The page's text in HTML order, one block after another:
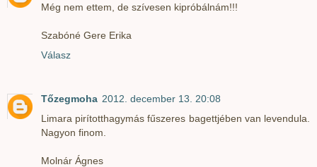
Még nem ettem, de szívesen kipróbálnám!!!
Szabóné Gere Erika
Válasz
Tőzegmoha 2012. december 13. 20:08
Limara pirítotthagymás fűszeres bagettjében van levendula.
Nagyon finom.
Molnár Ágnes